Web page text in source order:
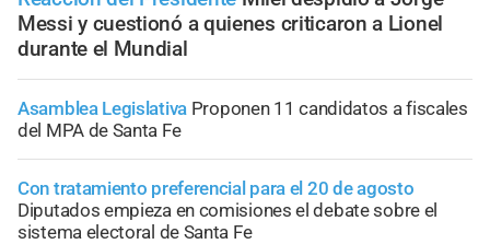
Messi y cuestionó a quienes criticaron a Lionel
durante el Mundial
Asamblea Legislativa Proponen 11 candidatos a fiscales
del MPA de Santa Fe
Con tratamiento preferencial para el 20 de agosto
Diputados empieza en comisiones el debate sobre el
sistema electoral de Santa Fe